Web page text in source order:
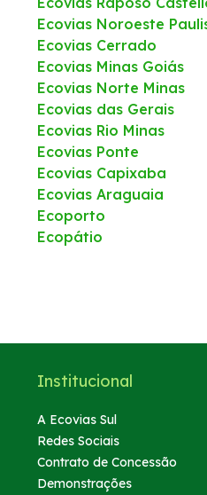
Ecovias Noroeste
Ecovias Cerrado
Ecovias Minas Goiás
Ecovias Norte Minas
Ecovias das Gerais
Ecovias Rio Minas
Ecovias Ponte
Ecovias Capixaba
Ecovias Araguaia
Ecoporto
Ecopátio
Institucional
A Ecovias Sul
Redes Sociais
Contrato de Concessão
Demonstrações